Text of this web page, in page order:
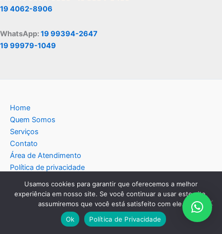
19 4062-8906
WhatsApp:19 99394-2647
19 99979-1049
Home
Quem Somos
Serviços
Contato
Área de Atendimento
Política de privacidade
Copyright © 2026 Americana Assistência Técnica
Usamos cookies para garantir que oferecemos a melhor
experiência em nosso site. Se você continuar a usar este site,
assumiremos que você está satisfeito com ele.
Ok
Política de Privacidade